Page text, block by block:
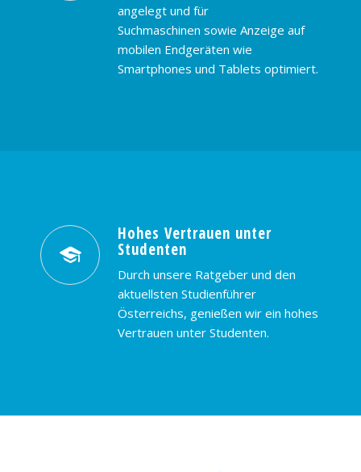
angelegt und für
Suchmaschinen sowie Anzeige auf
mobilen Endgeräten wie
Smartphones und Tablets optimiert.
Hohes Vertrauen unter
Studenten
Durch unsere Ratgeber und den
aktuellsten Studienführer
Österreichs, genießen wir ein hohes
Vertrauen unter Studenten.